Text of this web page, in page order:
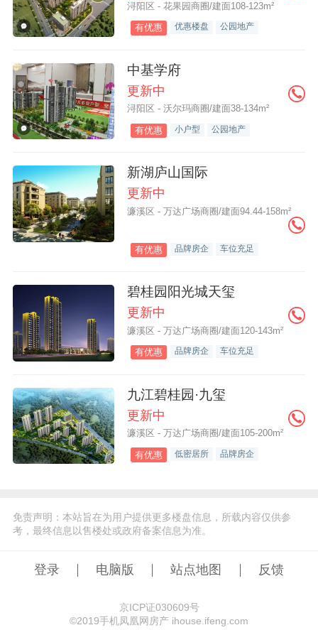
浔阳区 - 花果园商圈/建面108-123m²
有优惠 优惠楼盘 公园地产
中基学府
更新中
浔阳区 - 沃尔玛商圈/建面38-134m²
有优惠 小户型 公园地产
新湖庐山国际
更新中
濂溪区 - 万达广场商圈/建面94.44-158m²
有优惠 品牌房企 车位充足
碧桂园阳光城天玺
更新中
濂溪区 - 万达广场商圈/建面120-143m²
有优惠 品牌房企 车位充足
九江碧桂园·九玺
更新中
濂溪区 - 万达广场商圈/建面105-200m²
有优惠 低密居所 品牌房企
免责声明：本站旨在为用户提供更多楼盘信息，所载内容仅供参
考，最终信息以售楼处或政府备案信息为准。
登录 电脑版 站点地图 反馈
京ICP证030609号
©️2019手机凤凰网房产 ihouse.ifeng.com